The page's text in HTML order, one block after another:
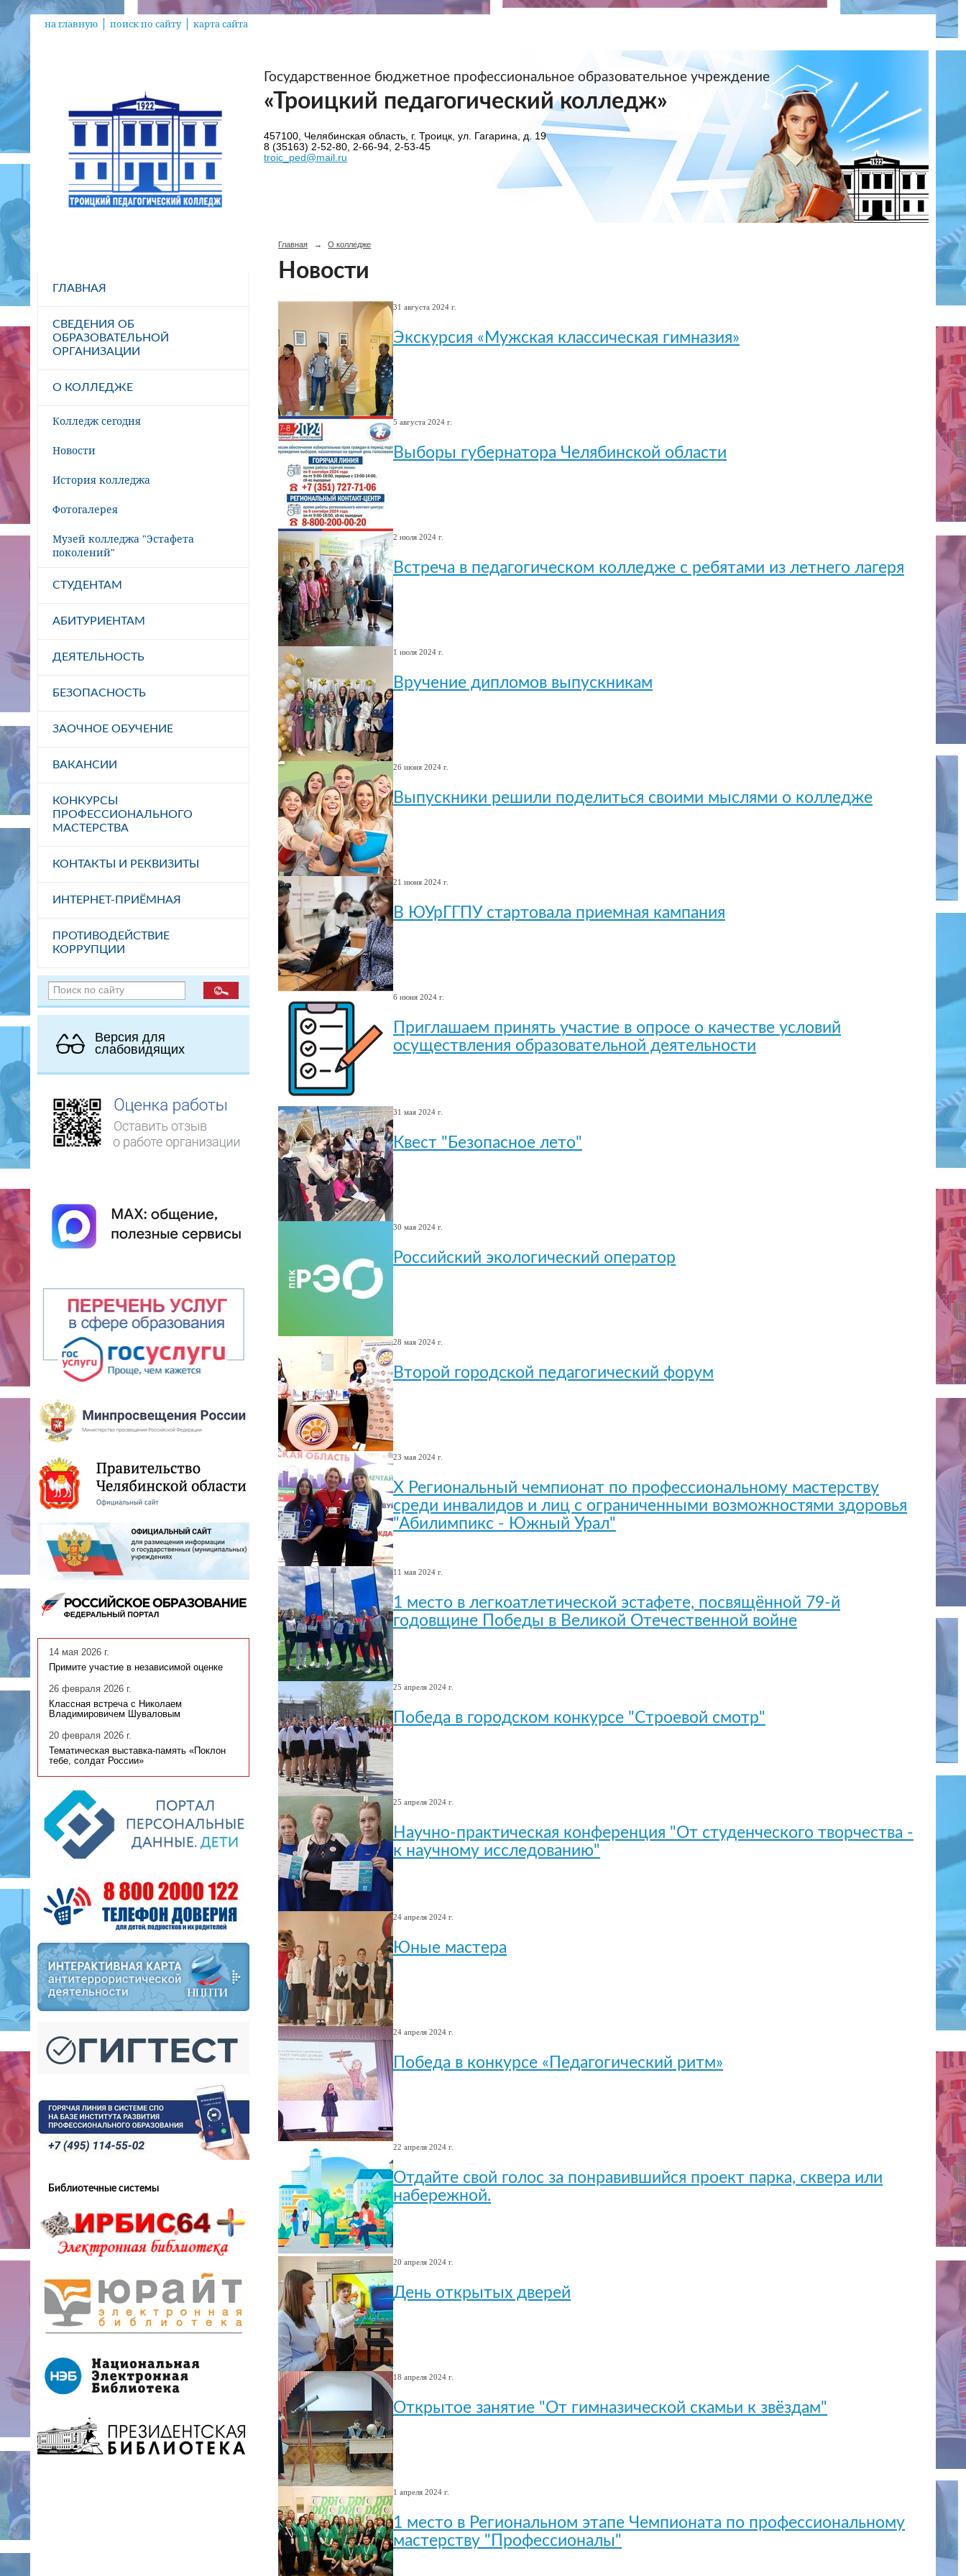
на главную поиск по сайту карта сайта
ГЛАВНАЯ
СВЕДЕНИЯ ОБ
ОБРАЗОВАТЕЛЬНОЙ
ОРГАНИЗАЦИИ
О КОЛЛЕДЖЕ
Колледж сегодня
Новости
История колледжа
Фотогалерея
Музей колледжа "Эстафета
поколений"
СТУДЕНТАМ
АБИТУРИЕНТАМ
ДЕЯТЕЛЬНОСТЬ
БЕЗОПАСНОСТЬ
ЗАОЧНОЕ ОБУЧЕНИЕ
ВАКАНСИИ
КОНКУРСЫ
ПРОФЕССИОНАЛЬНОГО
МАСТЕРСТВА
КОНТАКТЫ И РЕКВИЗИТЫ
ИНТЕРНЕТ-ПРИЁМНАЯ
ПРОТИВОДЕЙСТВИЕ
КОРРУПЦИИ
Версия для
слабовидящих
14 мая 2026 г.
Примите участие в независимой оценке
26 февраля 2026 г.
Классная встреча с Николаем
Владимировичем Шуваловым
20 февраля 2026 г.
Тематическая выставка-память «Поклон
тебе, солдат России»
Библиотечные системы
Государственное бюджетное профессиональное образовательное учреждение
«Троицкий педагогический колледж»
457100, Челябинская область, г. Троицк, ул. Гагарина, д. 19
8 (35163) 2-52-80, 2-66-94, 2-53-45
troic_ped@mail.ru
Главная → О колледже
Новости
31 августа 2024 г.
Экскурсия «Мужская классическая гимназия»
5 августа 2024 г.
Выборы губернатора Челябинской области
2 июля 2024 г.
Встреча в педагогическом колледже с ребятами из летнего лагеря
1 июля 2024 г.
Вручение дипломов выпускникам
26 июня 2024 г.
Выпускники решили поделиться своими мыслями о колледже
21 июня 2024 г.
В ЮУрГГПУ стартовала приемная кампания
6 июня 2024 г.
Приглашаем принять участие в опросе о качестве условий
осуществления образовательной деятельности
31 мая 2024 г.
Квест "Безопасное лето"
30 мая 2024 г.
Российский экологический оператор
28 мая 2024 г.
Второй городской педагогический форум
23 мая 2024 г.
X Региональный чемпионат по профессиональному мастерству
среди инвалидов и лиц с ограниченными возможностями здоровья
"Абилимпикс - Южный Урал"
11 мая 2024 г.
1 место в легкоатлетической эстафете, посвящённой 79-й
годовщине Победы в Великой Отечественной войне
25 апреля 2024 г.
Победа в городском конкурсе "Строевой смотр"
25 апреля 2024 г.
Научно-практическая конференция "От студенческого творчества -
к научному исследованию"
24 апреля 2024 г.
Юные мастера
24 апреля 2024 г.
Победа в конкурсе «Педагогический ритм»
22 апреля 2024 г.
Отдайте свой голос за понравившийся проект парка, сквера или
набережной.
20 апреля 2024 г.
День открытых дверей
18 апреля 2024 г.
Открытое занятие "От гимназической скамьи к звёздам"
1 апреля 2024 г.
1 место в Региональном этапе Чемпионата по профессиональному
мастерству "Профессионалы"